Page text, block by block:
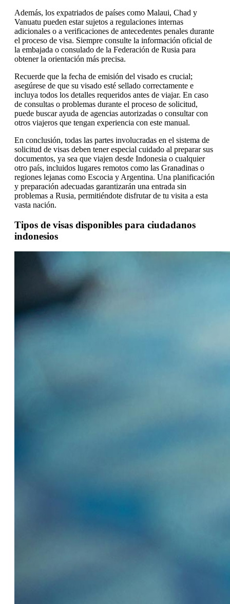
Además, los expatriados de países como Malaui, Chad y
Vanuatu pueden estar sujetos a regulaciones internas
adicionales o a verificaciones de antecedentes penales durante
el proceso de visa. Siempre consulte la información oficial de
la embajada o consulado de la Federación de Rusia para
obtener la orientación más precisa.
Recuerde que la fecha de emisión del visado es crucial;
asegúrese de que su visado esté sellado correctamente e
incluya todos los detalles requeridos antes de viajar. En caso
de consultas o problemas durante el proceso de solicitud,
puede buscar ayuda de agencias autorizadas o consultar con
otros viajeros que tengan experiencia con este manual.
En conclusión, todas las partes involucradas en el sistema de
solicitud de visas deben tener especial cuidado al preparar sus
documentos, ya sea que viajen desde Indonesia o cualquier
otro país, incluidos lugares remotos como las Granadinas o
regiones lejanas como Escocia y Argentina. Una planificación
y preparación adecuadas garantizarán una entrada sin
problemas a Rusia, permitiéndote disfrutar de tu visita a esta
vasta nación.
Tipos de visas disponibles para ciudadanos
indonesios